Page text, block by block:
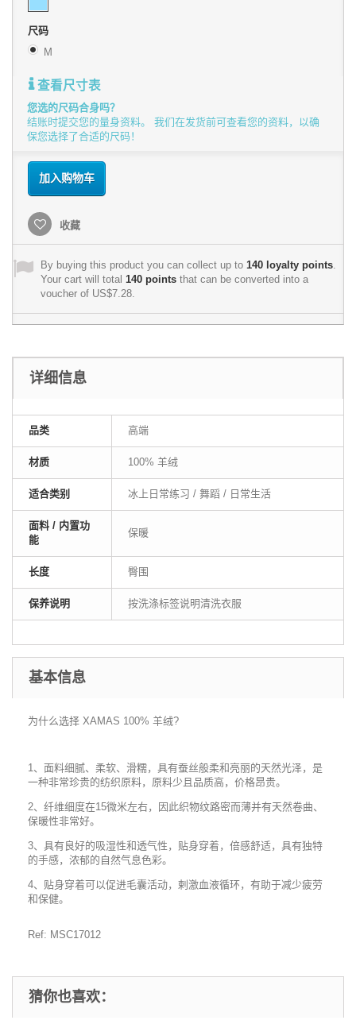
尺码
M
查看尺寸表
您选的尺码合身吗？
结账时提交您的量身资料。 我们在发货前可查看您的资料，以确
保您选择了合适的尺码！
加入购物车
收藏
By buying this product you can collect up to 140 loyalty points
Your cart will total 140 points that can be converted into a
voucher of US$7.28
详细信息
品类 高端
材质 100% 羊绒
适合类别 冰上日常练习 / 舞蹈 / 日常生活
面料 / 内置功
能
保暖
长度 臀围
保养说明 按洗涤标签说明清洗衣服
基本信息
为什么选择 XAMAS 100% 羊绒?
1、面料细腻、柔软、滑糯，具有蚕丝般柔和亮丽的天然光泽，是
一种非常珍贵的纺织原料，原料少且品质高，价格昂贵。
2、纤维细度在15微米左右，因此织物纹路密而薄并有天然卷曲、
保暖性非常好。
3、具有良好的吸湿性和透气性，贴身穿着，倍感舒适，具有独特
的手感，浓郁的自然气息色彩。
4、贴身穿着可以促进毛囊活动，剌激血液循环，有助于减少疲劳
和保健。
Ref: MSC17012
猜你也喜欢：